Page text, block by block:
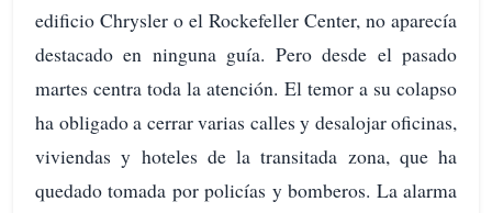
edificio Chrysler o el Rockefeller Center, no aparecía
destacado en ninguna guía. Pero desde el pasado
martes centra toda la atención. El temor a su colapso
ha obligado a cerrar varias calles y desalojar oficinas,
viviendas y hoteles de la transitada zona, que ha
quedado tomada por policías y bomberos. La alarma